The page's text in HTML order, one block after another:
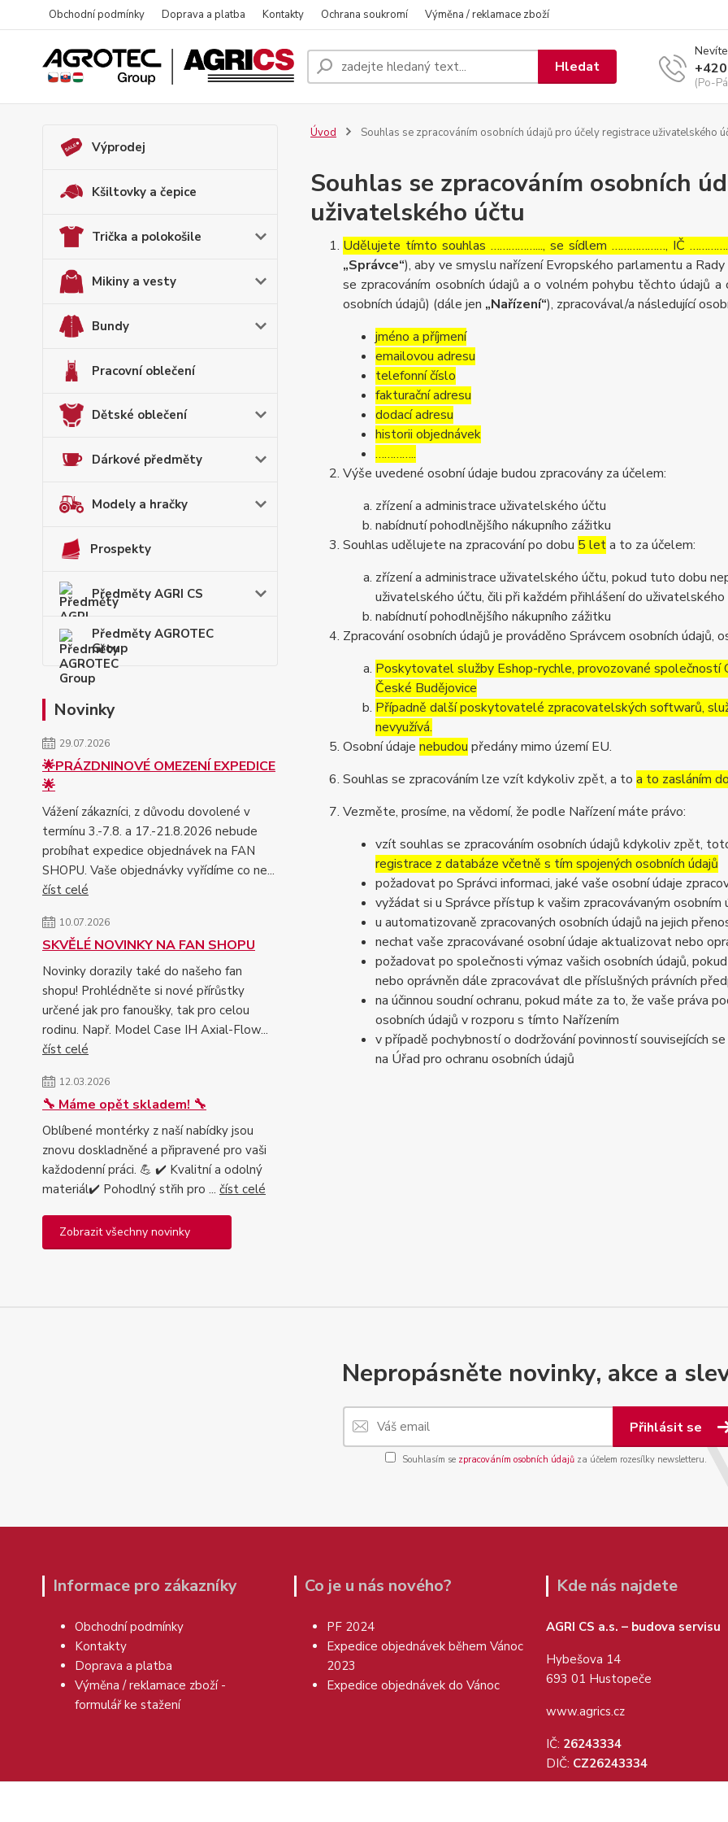
Obchodní podmínky Doprava a platba Kontakty Ochrana soukromí Výměna / reklamace zboží
Hledat
(Po-
Výprodej
Kšiltovky a čepice
Trička a polokošile
Mikiny a vesty
Bundy
Pracovní oblečení
Dětské oblečení
Dárkové předměty
Modely a hračky
Prospekty
Předměty AGRI CS
Předměty AGROTEC
Group
Novinky
29.07.2026
🌟PRÁZDNINOVÉ OMEZENÍ EXPEDICE
🌟
Vážení zákazníci, z důvodu dovolené v
termínu 3.-7.8. a 17.-21.8.2026 nebude
probíhat expedice objednávek na FAN
SHOPU. Vaše objednávky vyřídíme co ne...
číst celé
10.07.2026
SKVĚLÉ NOVINKY NA FAN SHOPU
Novinky dorazily také do našeho fan
shopu! Prohlédněte si nové přírůstky
určené jak pro fanoušky, tak pro celou
rodinu. Např. Model Case IH Axial-Flow...
číst celé
12.03.2026
🔧 Máme opět skladem! 🔧
Oblíbené montérky z naší nabídky jsou
znovu doskladněné a připravené pro vaši
každodenní práci. 💪 ✔️ Kvalitní a odolný
materiál✔️ Pohodlný střih pro ... číst celé
Zobrazit všechny novinky
Úvod Souhlas se zpracováním osobních údajů pro účely registrace uživatelského
Souhlas se zpracováním osobních
uživatelského účtu
Udělujete tímto souhlas ……………..., se sídlem ………………, IČ
„Správce“), aby ve smyslu nařízení Evropského parlamentu a
se zpracováním osobních údajů a o volném pohybu těchto údajů
osobních údajů) (dále jen „Nařízení“), zpracovával/a následující
jméno a příjmení
emailovou adresu
telefonní číslo
fakturační adresu
dodací adresu
historii objednávek
…………..
Výše uvedené osobní údaje budou zpracovány za účelem:
zřízení a administrace uživatelského účtu
nabídnutí pohodlnějšího nákupního zážitku
Souhlas udělujete na zpracování po dobu 5 leta to za účelem:
zřízení a administrace uživatelského účtu, pokud tuto dobu
uživatelského účtu, čili při každém přihlášení do
nabídnutí pohodlnějšího nákupního zážitku
Zpracování osobních údajů je prováděno Správcem osobních
Poskytovatel služby Eshop-rychle, provozované
České Budějovice
Případně další poskytovatelé zpracovatelských softwarů,
nevyužívá.
Osobní údaje nebudou předány mimo území EU.
Souhlas se zpracováním lze vzít kdykoliv zpět, a to a to zasláním
Vezměte, prosíme, na vědomí, že podle Nařízení máte právo:
vzít souhlas se zpracováním osobních údajů kdykoliv zpět,
registrace z databáze včetně s tím spojených osobních údajů
požadovat po Správci informaci, jaké vaše osobní údaje
vyžádat si u Správce přístup k vašim zpracovávaným osobním
u automatizovaně zpracovaných osobních údajů na jejich
nechat vaše zpracovávané osobní údaje aktualizovat nebo
požadovat po společnosti výmaz vašich osobních údajů,
nebo oprávněn dále zpracovávat dle příslušných právních
na účinnou soudní ochranu, pokud máte za to, že vaše práva
osobních údajů v rozporu s tímto Nařízením
v případě pochybností o dodržování povinností souvisejících
na Úřad pro ochranu osobních údajů
Nepropásněte novinky, akce a
Přihlásit se
Souhlasím se zpracováním osobních údajů za účelem rozesílky newsletteru.
Informace pro zákazníky
Obchodní podmínky
Kontakty
Doprava a platba
Výměna / reklamace zboží -
formulář ke stažení
Co je u nás nového?
PF 2024
Expedice objednávek během Vánoc
2023
Expedice objednávek do Vánoc
Kde nás najdete
AGRI CS a.s. – budova servisu
Hybešova 14
693 01 Hustopeče
www.agrics.cz
IČ: 26243334
DIČ: CZ26243334